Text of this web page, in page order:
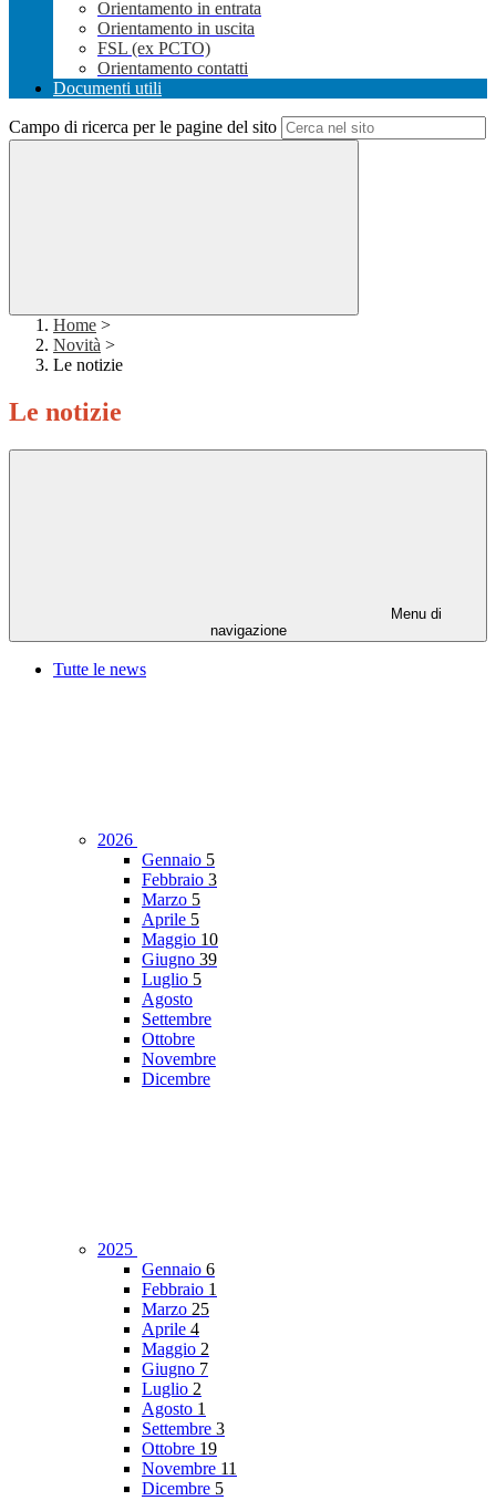
Orientamento in entrata
Orientamento in uscita
FSL (ex PCTO)
Orientamento contatti
Documenti utili
Campo di ricerca per le pagine del sito
Home >
Novità >
Le notizie
Le notizie
Menu di
navigazione
Tutte le news
2026
Gennaio 5
Febbraio 3
Marzo 5
Aprile 5
Maggio 10
Giugno 39
Luglio 5
Agosto
Settembre
Ottobre
Novembre
Dicembre
2025
Gennaio 6
Febbraio 1
Marzo 25
Aprile 4
Maggio 2
Giugno 7
Luglio 2
Agosto 1
Settembre 3
Ottobre 19
Novembre 11
Dicembre 5